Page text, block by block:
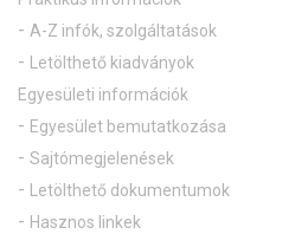
A-Z infók, szolgáltatások
Letölthető kiadványok
Egyesületi információk
Egyesület bemutatkozása
Sajtómegjelenések
Letölthető dokumentumok
Hasznos linkek